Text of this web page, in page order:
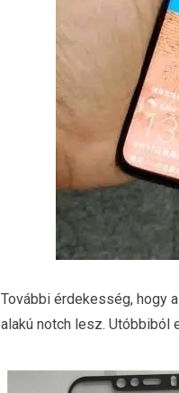
További érdekesség, hogy
alakú notch lesz. Utóbbiból